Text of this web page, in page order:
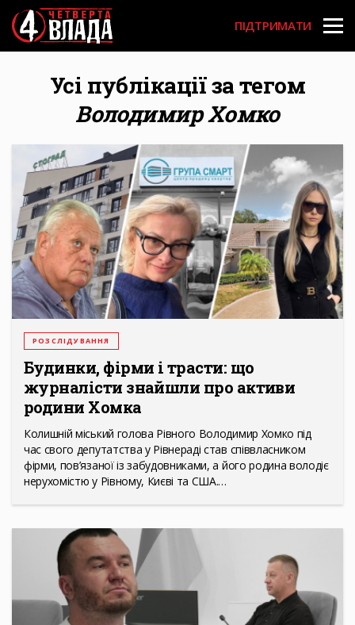
Перейти
до
основного
вмісту
User
account
menu
ПІДТРИМАТИ
Усі публікації за тегом
Володимир Хомко
РОЗСЛІДУВАННЯ
Будинки, фірми і трасти: що
журналісти знайшли про активи
родини Хомка
Колишній міський голова Рівного Володимир Хомко під
час свого депутатства у Рівнераді став співвласником
фірми, пов’язаної із забудовниками, а його родина володіє
нерухомістю у Рівному, Києві та США.…